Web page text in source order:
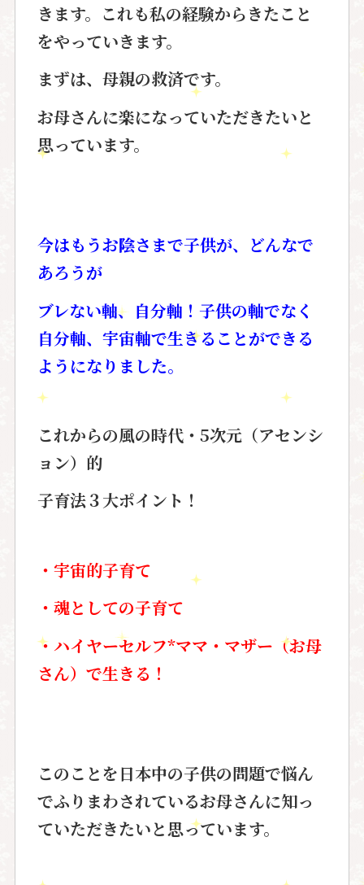
きます。これも私の経験からきたこと
をやっていきます。
まずは、母親の救済です。
お母さんに楽になっていただきたいと
思っています。
今はもうお陰さまで子供が、どんなで
あろうが
ブレない軸、自分軸！ 子供の軸でなく
自分軸、宇宙軸で生きることができる
ようになりました。
これからの風の時代・5次元（アセンシ
ョン）的
子育法３大ポイント！
・宇宙的子育て
・魂としての子育て
・ハイヤーセルフ*ママ・マザー（お母
さん）で生きる！
このことを日本中の子供の問題で悩ん
でふりまわされているお母さんに知っ
ていただきたいと思っています。